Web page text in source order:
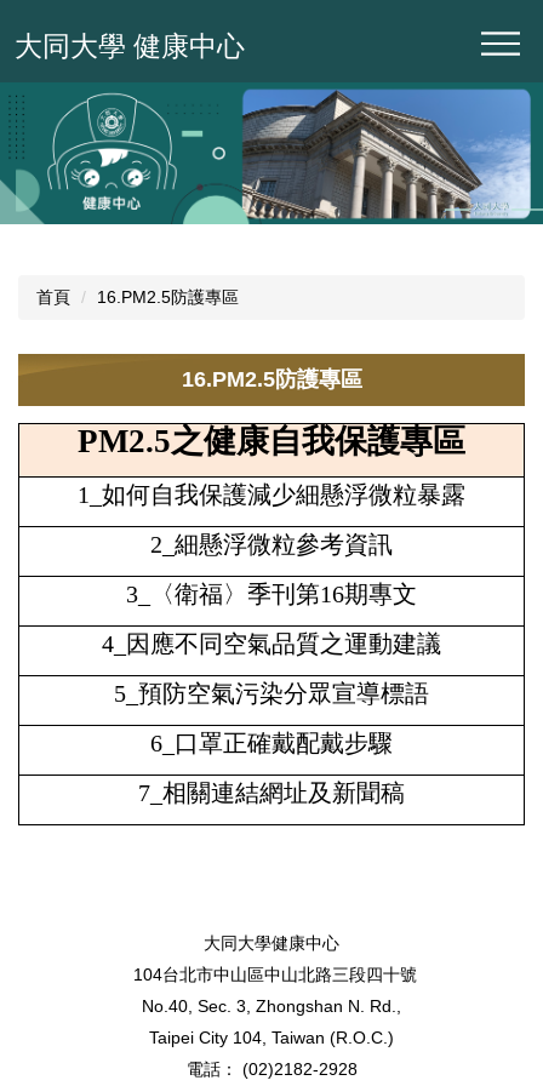
到
要
內
容
區
大同大學 健康中心
首頁 16.PM2.5防護專區
16.PM2.5防護專區
PM2.5之健康自我保護專區
1_如何自我保護減少細懸浮微粒暴露
2_細懸浮微粒參考資訊
3_〈衛福〉季刊第16期專文
4_因應不同空氣品質之運動建議
5_預防空氣污染分眾宣導標語
6_口罩正確戴配戴步驟
7_相關連結網址及新聞稿
大同大學健康中心
104台北市中山區中山北路三段四十號
No.40, Sec. 3, Zhongshan N. Rd.,
Taipei City 104, Taiwan (R.O.C.)
電話： (02)2182-2928